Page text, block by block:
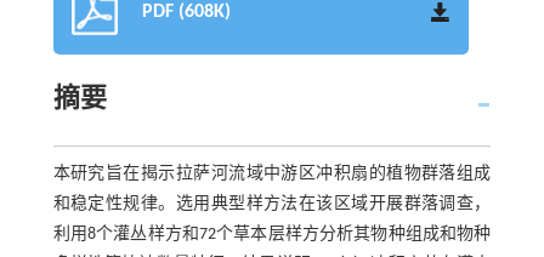
PDF (608K)
摘要
本研究旨在揭示拉萨河流域中游区冲积扇的植物群落组成
和稳定性规律。选用典型样方法在该区域开展群落调查，
利用8个灌丛样方和72个草本层样方分析其物种组成和物种